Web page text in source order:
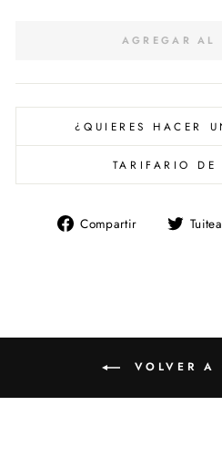
AGREGAR AL
¿QUIERES HACER
TARIFARIO DE
Compartir
Compartir
VOLVER A